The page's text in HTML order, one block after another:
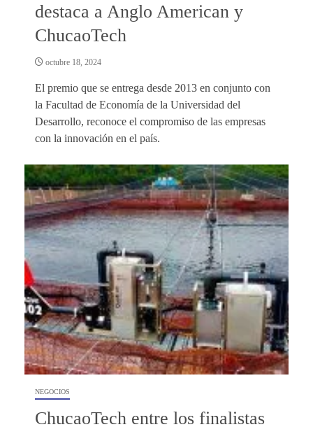
destaca a Anglo American y
ChucaoTech
octubre 18, 2024
El premio que se entrega desde 2013 en conjunto con
la Facultad de Economía de la Universidad del
Desarrollo, reconoce el compromiso de las empresas
con la innovación en el país.
NEGOCIOS
ChucaoTech entre los finalistas